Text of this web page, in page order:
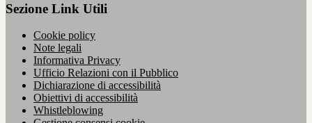
Sezione Link Utili
Cookie policy
Note legali
Informativa Privacy
Ufficio Relazioni con il Pubblico
Dichiarazione di accessibilità
Obiettivi di accessibilità
Whistleblowing